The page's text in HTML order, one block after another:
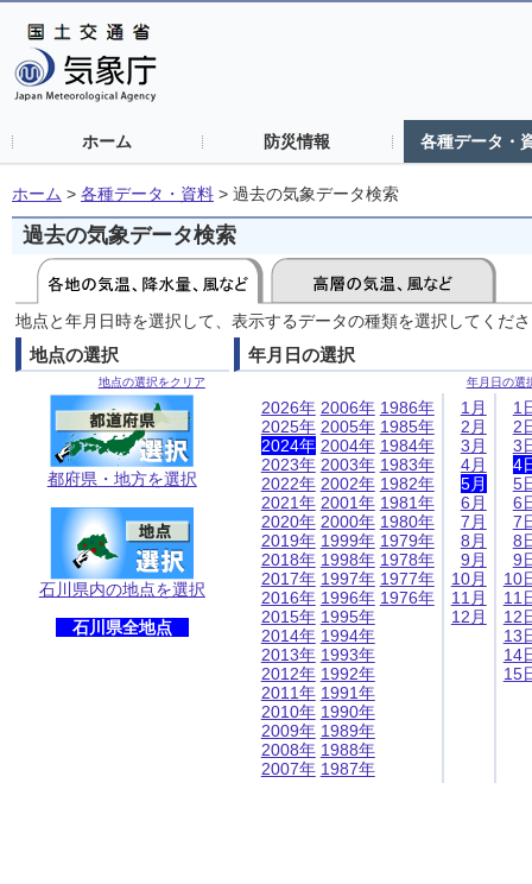
ホーム 防災情報 各種データ・
ホーム > 各種データ・資料 > 過去の気象データ検索
過去の気象データ検索
地点と年月日時を選択して、表示するデータの種類を選択してくだ
地点の選択
地点の選択をクリア
都府県・地方を選択
石川県内の地点を選択
石川県全地点
年月日の選択
年月日の選
2026年
2025年
2024年
2023年
2022年
2021年
2020年
2019年
2018年
2017年
2016年
2015年
2014年
2013年
2012年
2011年
2010年
2009年
2008年
2007年
2006年
2005年
2004年
2003年
2002年
2001年
2000年
1999年
1998年
1997年
1996年
1995年
1994年
1993年
1992年
1991年
1990年
1989年
1988年
1987年
1986年
1985年
1984年
1983年
1982年
1981年
1980年
1979年
1978年
1977年
1976年
1月
2月
3月
4月
5月
6月
7月
8月
9月
10月
11月
12月
1
2
3
4
5
6
7
8
9
10
11
12
13
14
15